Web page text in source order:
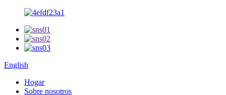
English
Hogar
Sobre nosotros